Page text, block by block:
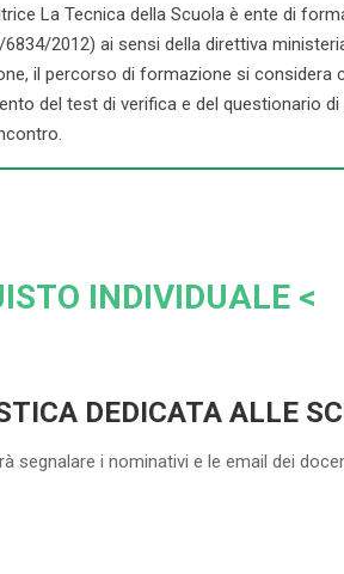
La Tecnica della Scuola è ente di
6834/2012) ai sensi della direttiva
il percorso di formazione si considera
del test di verifica e del questionario
INDIVIDUALE <
DEDICATA ALLE
segnalare i nominativi e le email dei